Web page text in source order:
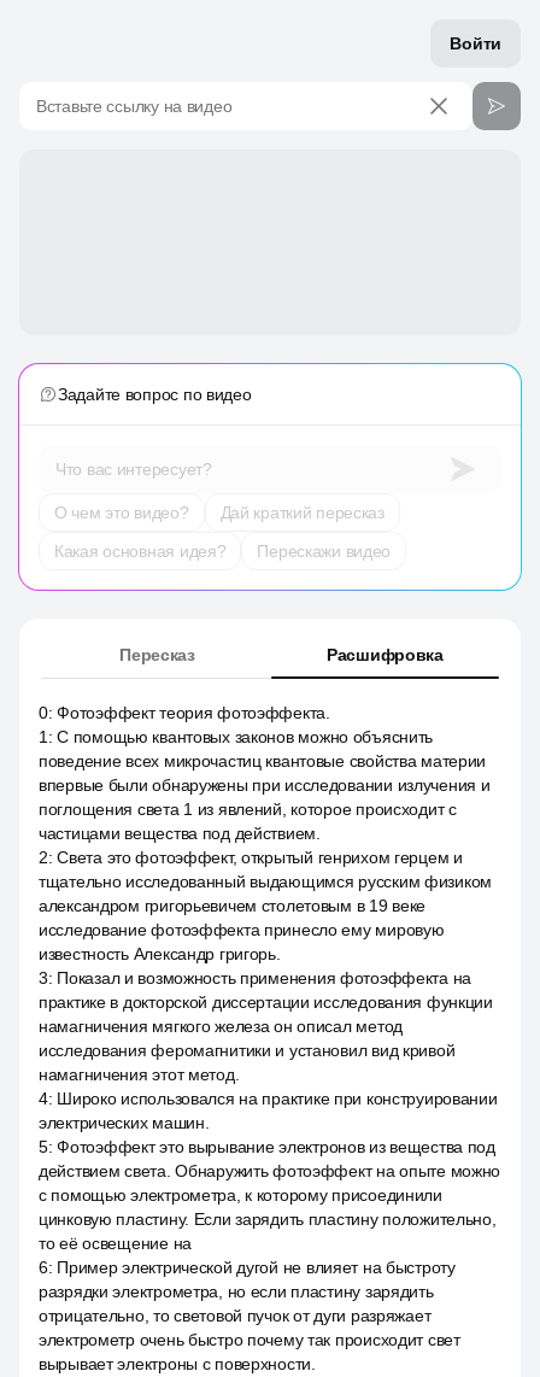
Войти
Вставьте ссылку на видео
Задайте вопрос по видео
Что вас интересует?
О чем это видео?
Дай краткий пересказ
Какая основная идея?
Перескажи видео
Пересказ Расшифровка
0:Фотоэффект теория фотоэффекта.
1 :С помощью квантовых законов можно объяснить
поведение всех микрочастиц квантовые свойства материи
впервые были обнаружены при исследовании излучения и
поглощения света 1 из явлений, которое происходит с
частицами вещества под действием.
2:Света это фотоэффект, открытый генрихом герцем и
тщательно исследованный выдающимся русским физиком
александром григорьевичем столетовым в 19 веке
исследование фотоэффекта принесло ему мировую
известность Александр григорь.
3: Показал и возможность применения фотоэффекта на
практике в докторской диссертации исследования функции
намагничения мягкого железа он описал метод
исследования феромагнитики и установил вид кривой
намагничения этот метод.
4: Широко использовался на практике при конструировании
электрических машин.
5:Фотоэффект это вырывание электронов из вещества под
действием света. Обнаружить фотоэффект на опыте можно
с помощью электрометра, к которому присоединили
цинковую пластину. Если зарядить пластину положительно,
то её освещение на
6: Пример электрической дугой не влияет на быстроту
разрядки электрометра, но если пластину зарядить
отрицательно, то световой пучок от дуги разряжает
электрометр очень быстро почему так происходит свет
вырывает электроны с поверхности.